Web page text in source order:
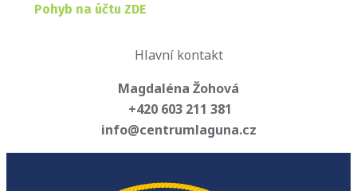
Pohyb na účtu ZDE
Hlavní kontakt
Magdaléna Žohová
+420 603 211 381
info@centrumlaguna.cz